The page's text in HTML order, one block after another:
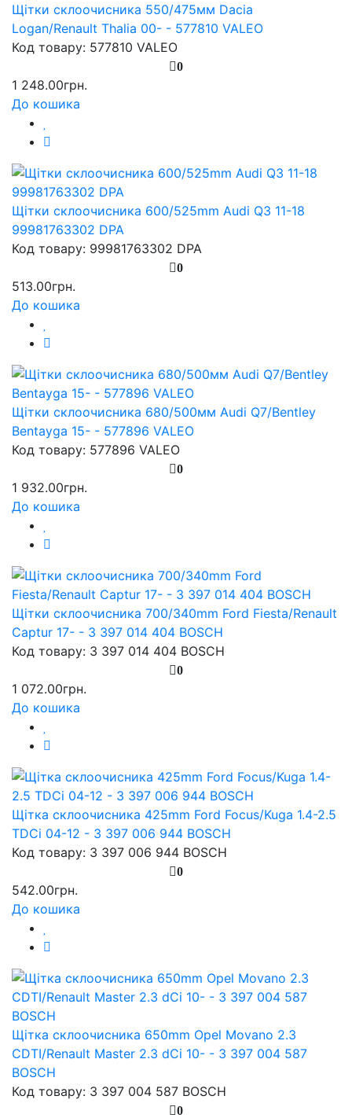
Щітки склоочисника 550/475мм Dacia
Logan/Renault Thalia 00- - 577810 VALEO
Код товару: 577810 VALEO
0
1 248.00грн.
До кошика
Щітки склоочисника 600/525mm Audi Q3 11-18
99981763302 DPA
Код товару: 99981763302 DPA
0
513.00грн.
До кошика
Щітки склоочисника 680/500мм Audi Q7/Bentley
Bentayga 15- - 577896 VALEO
Код товару: 577896 VALEO
0
1 932.00грн.
До кошика
Щітки склоочисника 700/340mm Ford Fiesta/Renault
Captur 17- - 3 397 014 404 BOSCH
Код товару: 3 397 014 404 BOSCH
0
1 072.00грн.
До кошика
Щітка склоочисника 425mm Ford Focus/Kuga 1.4-2.5
TDCi 04-12 - 3 397 006 944 BOSCH
Код товару: 3 397 006 944 BOSCH
0
542.00грн.
До кошика
Щітка склоочисника 650mm Opel Movano 2.3
CDTI/Renault Master 2.3 dCi 10- - 3 397 004 587
BOSCH
Код товару: 3 397 004 587 BOSCH
0